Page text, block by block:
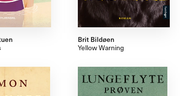
Brit Bildøen
Yellow Warning